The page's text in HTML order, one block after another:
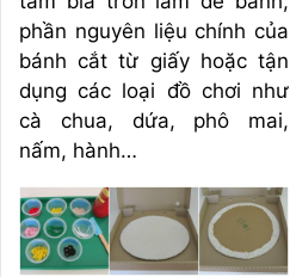
phần nguyên liệu chính của
bánh cắt từ giấy hoặc tận
dụng các loại đồ chơi như
cà chua, dứa, phô mai,
nấm, hành…